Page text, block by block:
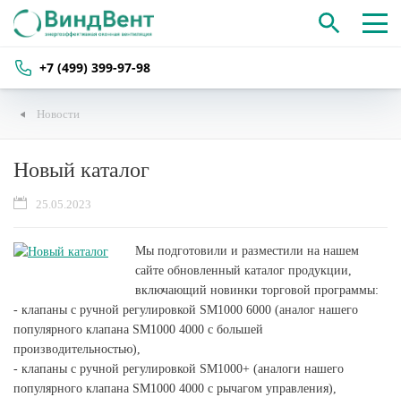
+7 (499) 399-97-98
Новости
Новый каталог
25.05.2023
Мы подготовили и разместили на нашем
сайте обновленный каталог продукции,
включающий новинки торговой программы:
- клапаны с ручной регулировкой SM1000 6000 (аналог нашего
популярного клапана SM1000 4000 с большей
производительностью),
- клапаны с ручной регулировкой SM1000+ (аналоги нашего
популярного клапана SM1000 4000 с рычагом управления),